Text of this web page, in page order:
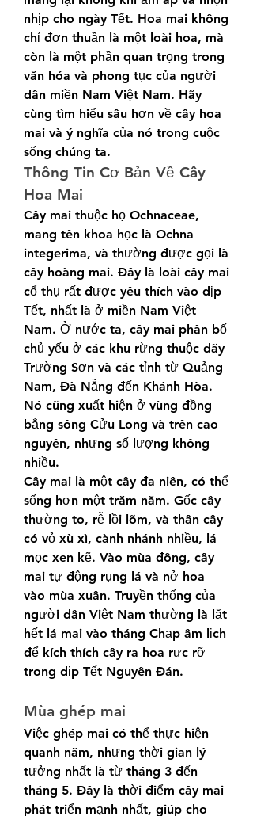
nhịp cho ngày Tết. Hoa mai không
chỉ đơn thuần là một loài hoa, mà
còn là một phần quan trọng trong
văn hóa và phong tục của người
dân miền Nam Việt Nam. Hãy
cùng tìm hiểu sâu hơn về cây hoa
mai và ý nghĩa của nó trong cuộc
sống chúng ta.
Thông Tin Cơ Bản Về Cây
Hoa Mai
Cây mai thuộc họ Ochnaceae,
mang tên khoa học là Ochna
integerima, và thường được gọi là
cây hoàng mai. Đây là loài cây mai
cổ thụ rất được yêu thích vào dịp
Tết, nhất là ở miền Nam Việt
Nam. Ở nước ta, cây mai phân bố
chủ yếu ở các khu rừng thuộc dãy
Trường Sơn và các tỉnh từ Quảng
Nam, Đà Nẵng đến Khánh Hòa.
Nó cũng xuất hiện ở vùng đồng
bằng sông Cửu Long và trên cao
nguyên, nhưng số lượng không
nhiều.
Cây mai là một cây đa niên, có thể
sống hơn một trăm năm. Gốc cây
thường to, rễ lồi lõm, và thân cây
có vỏ xù xì, cành nhánh nhiều, lá
mọc xen kẽ. Vào mùa đông, cây
mai tự động rụng lá và nở hoa
vào mùa xuân. Truyền thống của
người dân Việt Nam thường là lặt
hết lá mai vào tháng Chạp âm lịch
để kích thích cây ra hoa rực rỡ
trong dịp Tết Nguyên Đán.
Mùa ghép mai
Việc ghép mai có thể thực hiện
quanh năm, nhưng thời gian lý
tưởng nhất là từ tháng 3 đến
tháng 5. Đây là thời điểm cây mai
phát triển mạnh nhất, giúp cho